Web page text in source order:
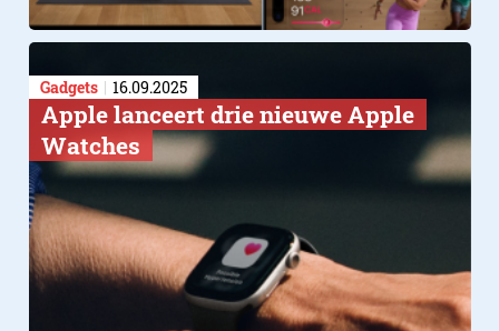
Gadgets 16.09.2025
Apple lanceert drie nieuwe Apple
Watches